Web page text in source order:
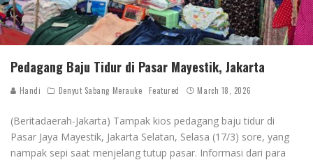
Pedagang Baju Tidur di Pasar Mayestik, Jakarta
Handi Denyut Sabang Merauke Featured March 18, 2026
(Beritadaerah-Jakarta) Tampak kios pedagang baju tidur di
Pasar Jaya Mayestik, Jakarta Selatan, Selasa (17/3) sore, yang
nampak sepi saat menjelang tutup pasar. Informasi dari para